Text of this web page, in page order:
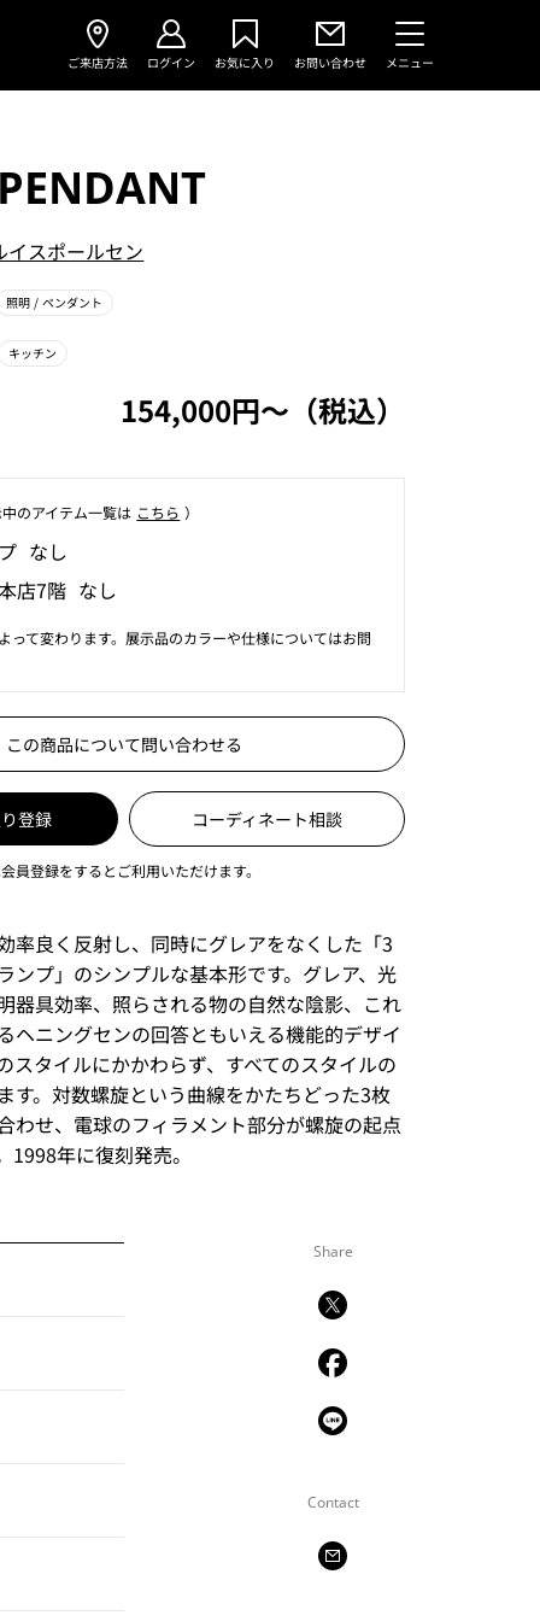
ご来店方法 ログイン お気に入り お問い合わせ メニュー
イスポールセン
照明/ ペンダント
キッチン
154,000円〜（税込）
のアイテム⼀覧は こちら ）
なし
店7階 なし
って変わります。展示品のカラーや仕様についてはお問
この商品について問い合わせる
登録 コーディネート相談
員登録をするとご利用いただけます。
率良く反射し、同時にグレアをなくした「3
ンプ」のシンプルな基本形です。グレア、光
器具効率、照らされる物の自然な陰影、これ
ヘニングセンの回答ともいえる機能的デザイ
スタイルにかかわらず、すべてのスタイルの
す。対数螺旋という曲線をかたちどった3枚
わせ、電球のフィラメント部分が螺旋の起点
1998年に復刻発売。
Share
Contact